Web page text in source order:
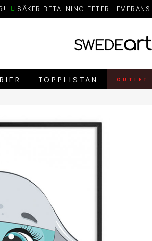
SÄKER BETALNING EFTER LEVERANS!
TOPPLISTAN OUTLET